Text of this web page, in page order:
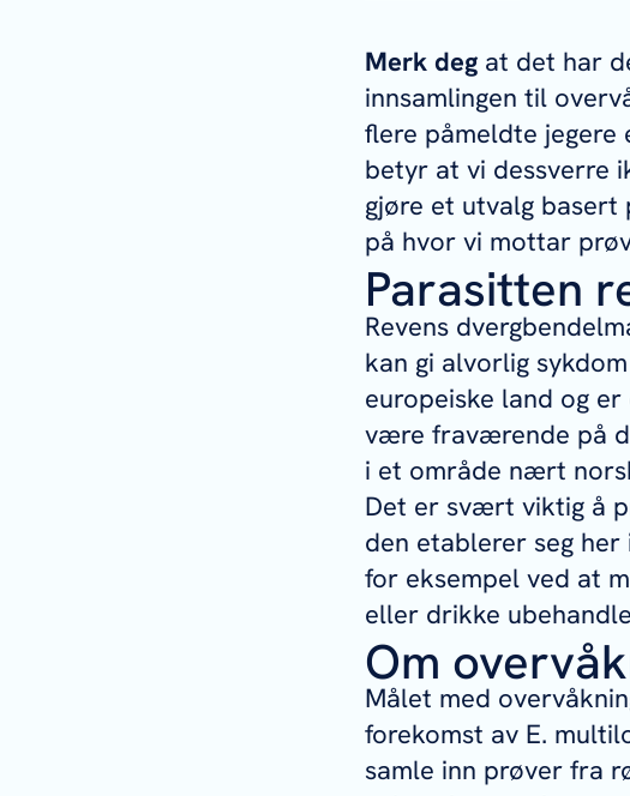
Merk deg at det har
innsamlingen til
flere påmeldte jegere
betyr at vi dessverre
gjøre et utvalg basert
på hvor vi mottar
Parasitten
Revens
kan gi alvorlig
europeiske land og
være fraværende på
i et område nært
Det er svært viktig å
den etablerer seg
for eksempel ved at
eller drikke
Om
Målet med
forekomst av E.
samle inn prøver fra